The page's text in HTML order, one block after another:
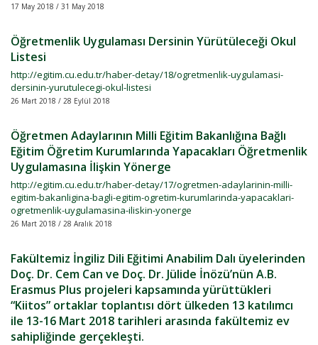
17 May 2018 / 31 May 2018
Öğretmenlik Uygulaması Dersinin Yürütüleceği Okul
Listesi
http://egitim.cu.edu.tr/haber-detay/18/ogretmenlik-uygulamasi-
dersinin-yurutulecegi-okul-listesi
26 Mart 2018 / 28 Eylül 2018
Öğretmen Adaylarının Milli Eğitim Bakanlığına Bağlı
Eğitim Öğretim Kurumlarında Yapacakları Öğretmenlik
Uygulamasına İlişkin Yönerge
http://egitim.cu.edu.tr/haber-detay/17/ogretmen-adaylarinin-milli-
egitim-bakanligina-bagli-egitim-ogretim-kurumlarinda-yapacaklari-
ogretmenlik-uygulamasina-iliskin-yonerge
26 Mart 2018 / 28 Aralık 2018
Fakültemiz İngiliz Dili Eğitimi Anabilim Dalı üyelerinden
Doç. Dr. Cem Can ve Doç. Dr. Jülide İnözü’nün A.B.
Erasmus Plus projeleri kapsamında yürüttükleri
“Kiitos” ortaklar toplantısı dört ülkeden 13 katılımcı
ile 13-16 Mart 2018 tarihleri arasında fakültemiz ev
sahipliğinde gerçekleşti.